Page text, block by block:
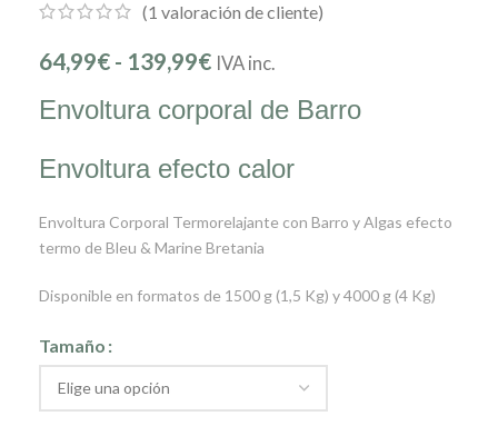
(1 valoración de cliente)
64,99€ - 139,99€ IVA inc.
Envoltura corporal de Barro
Envoltura efecto calor
Envoltura Corporal Termorelajante con Barro y Algas efecto
termo de Bleu & Marine Bretania
Disponible en formatos de 1500 g (1,5 Kg) y 4000 g (4 Kg)
Tamaño